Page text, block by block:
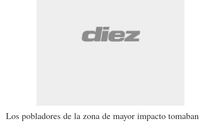
Los pobladores de la zona de mayor impacto tomaban